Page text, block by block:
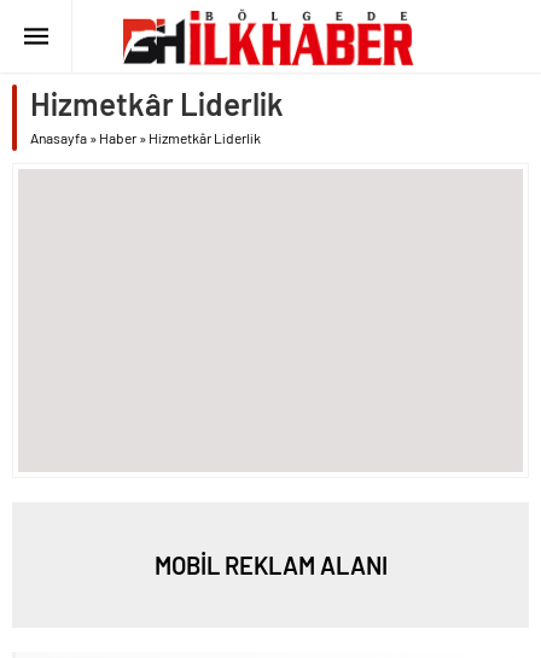
Hizmetkâr Liderlik
Anasayfa » Haber » Hizmetkâr Liderlik
MOBİL REKLAM ALANI